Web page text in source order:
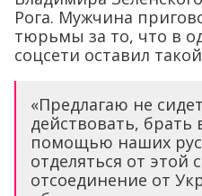
Рога. Мужчина
тюрьмы за то, что в
соцсети оставил
«Предлагаю не
действовать,
помощью наших
отделяться от этой
отсоединение от